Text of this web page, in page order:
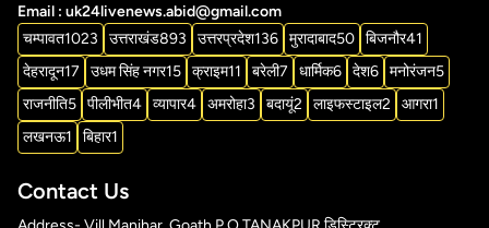
Email : uk24livenews.abid@gmail.com
चम्पावत1023 उत्तराखंड893 उत्तरप्रदेश136 मुरादाबाद50 बिजनौर41
देहरादून17 उधम सिंह नगर15 क्राइम11 बरेली7 धार्मिक6 देश6 मनोरंजन5
राजनीति5 पीलीभीत4 व्यापार4 अमरोहा3 बदायूं2 लाइफस्टाइल2 आगरा1
लखनऊ1 बिहार1
Contact Us